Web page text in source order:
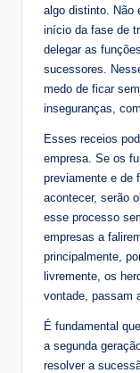
algo distinto. Não
início da fase de
delegar as
sucessores.
medo de ficar
inseguranças,
Esses receios
empresa. Se os
previamente e de
acontecer, serão
esse processo
empresas a
principalmente,
livremente, os
vontade, passam
É fundamental
a segunda
resolver a